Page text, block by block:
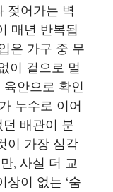
젖어가는 벽
매년 반복됩
은 가구 중 무
이 겉으로 멀
안으로 확인
누수로 이어
배관이 분
이 가장 심각
, 사실 더 교
상이 없는 ‘숨